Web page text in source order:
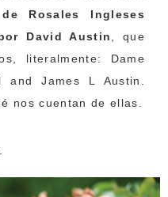
Rosales Ingleses
David Austin, que
literalmente: Dame
and James L Austin.
nos cuentan de ellas.